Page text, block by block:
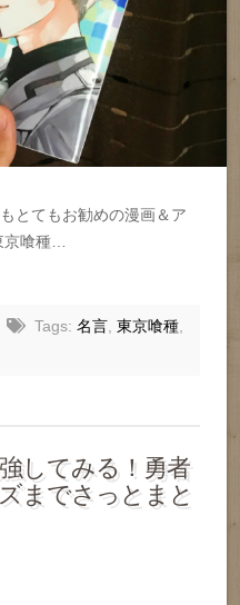
とてもお勧めの漫画＆ア
京喰種…
Tags: 名言, 東京喰種,
してみる！勇者
までさっとまと